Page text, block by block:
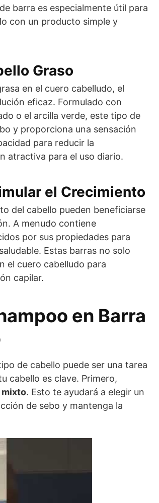
barra es especialmente útil para
con un producto simple y
Graso
en el cuero cabelludo, el
eficaz. Formulado con
o el arcilla verde, este tipo de
y proporciona una sensación
para reducir la
atractiva para el uso diario.
el Crecimiento
del cabello pueden beneficiarse
A menudo contiene
por sus propiedades para
Estas barras no solo
el cuero cabelludo para
capilar.
en Barra
de cabello puede ser una tarea
cabello es clave. Primero,
mixto. Esto te ayudará a elegir un
de sebo y mantenga la